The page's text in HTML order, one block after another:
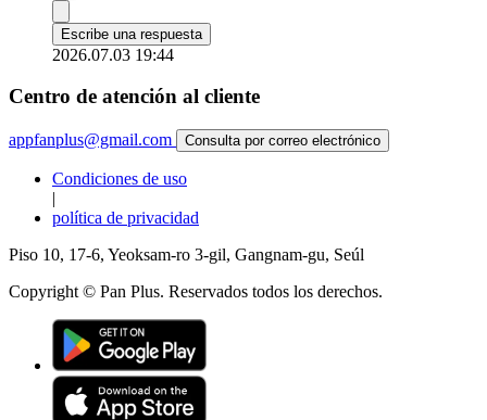
Escribe una respuesta
2026.07.03 19:44
Centro de atención al cliente
appfanplus@gmail.com Consulta por correo electrónico
Condiciones de uso
|
política de privacidad
Piso 10, 17-6, Yeoksam-ro 3-gil, Gangnam-gu, Seúl
Copyright © Pan Plus. Reservados todos los derechos.